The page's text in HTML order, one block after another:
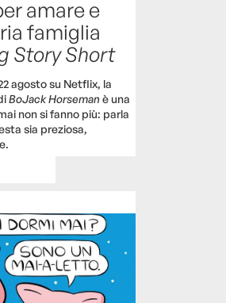
amare e
famiglia
Story Short
agosto su Netflix, la
BoJack Horsemanè una
non si fanno più: parla
sia preziosa,